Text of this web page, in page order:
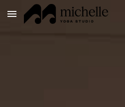
Skip to main content